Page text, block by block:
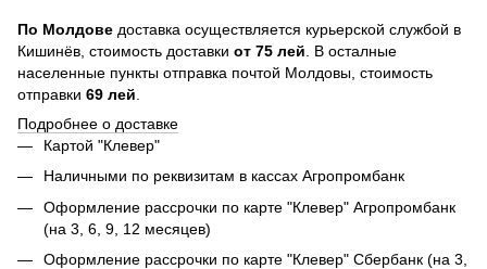
По Молдове доставка осуществляется курьерской службой в
Кишинёв, стоимость доставки от 75 лей . В осталные
населенные пункты отправка почтой Молдовы, стоимость
отправки 69 лей
Подробнее о доставке
Картой "Клевер"
Наличными по реквизитам в кассах Агропромбанк
Оформление рассрочки по карте "Клевер" Агропромбанк
(на 3, 6, 9, 12 месяцев)
Оформление рассрочки по карте "Клевер" Сбербанк (на 3,